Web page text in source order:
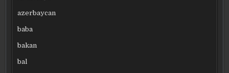
azerbaycan
baba
bakan
bal